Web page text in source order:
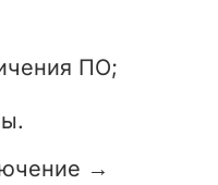
ПО;
→